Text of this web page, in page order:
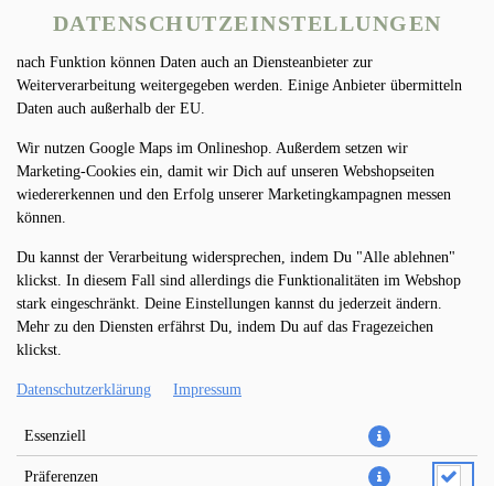
DATENSCHUTZEINSTELLUNGEN
betreiben. Technisch essenzielle Cookies werden zwingend benötigt,
nach Funktion können Daten auch an Diensteanbieter zur
Weiterverarbeitung weitergegeben werden. Einige Anbieter übermitteln
Daten auch außerhalb der EU.
Wir nutzen Google Maps im Onlineshop. Außerdem setzen wir
Marketing-Cookies ein, damit wir Dich auf unseren Webshopseiten
wiedererkennen und den Erfolg unserer Marketingkampagnen messen
können.
Du kannst der Verarbeitung widersprechen, indem Du "Alle ablehnen"
klickst. In diesem Fall sind allerdings die Funktionalitäten im Webshop
stark eingeschränkt. Deine Einstellungen kannst du jederzeit ändern.
Mehr zu den Diensten erfährst Du, indem Du auf das Fragezeichen
klickst.
Datenschutzerklärung Impressum
Essenziell
Präferenzen